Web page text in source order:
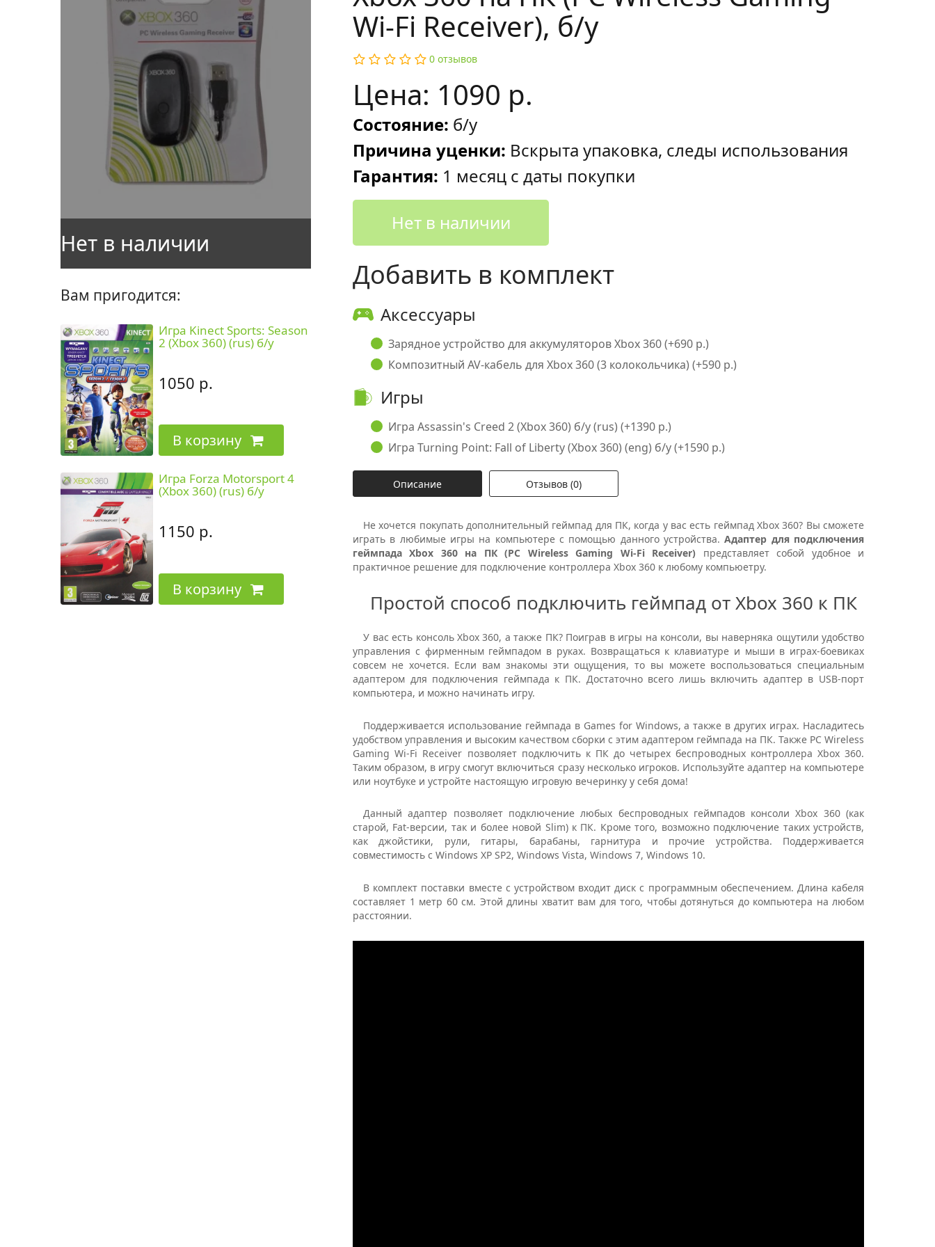
Вам пригодится:
Игра Kinect Sports: Season
2 (Xbox 360) (rus) б/у
1050 р.
В корзину
Игра Forza Motorsport 4
(Xbox 360) (rus) б/у
1150 р.
В корзину
Wi-Fi Receiver), б/у
0 отзывов
Цена: 1090 р.
Состояние: б/у
Причина уценки: Вскрыта упаковка, следы использования
Гарантия: 1 месяц с даты покупки
Нет в наличии
Добавить в комплект
Аксессуары
Зарядное устройство для аккумуляторов Xbox 360 (+690 р.)
Композитный AV-кабель для Xbox 360 (3 колокольчика) (+590 р.)
Игры
Игра Assassin's Creed 2 (Xbox 360) б/у (rus) (+1390 р.)
Игра Turning Point: Fall of Liberty (Xbox 360) (eng) б/у (+1590 р.)
Описание Отзывов (0)
Не хочется покупать дополнительный геймпад для ПК, когда у вас есть геймпад Xbox 360? Вы сможете
играть в любимые игры на компьютере с помощью данного устройства.Адаптер для подключения
геймпада Xbox 360 на ПК (PC Wireless Gaming Wi-Fi Receiver) представляет собой удобное и
практичное решение для подключение контроллера Xbox 360 к любому компьюетру.
Простой способ подключить геймпад от Xbox 360 к ПК
У вас есть консоль Xbox 360, а также ПК? Поиграв в игры на консоли, вы наверняка ощутили удобство
управления с фирменным геймпадом в руках. Возвращаться к клавиатуре и мыши в играх-боевиках
совсем не хочется. Если вам знакомы эти ощущения, то вы можете воспользоваться специальным
адаптером для подключения геймпада к ПК. Достаточно всего лишь включить адаптер в USB-порт
компьютера, и можно начинать игру.
Поддерживается использование геймпада в Games for Windows, а также в других играх. Насладитесь
удобством управления и высоким качеством сборки с этим адаптером геймпада на ПК. Также PC Wireless
Gaming Wi-Fi Receiver позволяет подключить к ПК до четырех беспроводных контроллера Xbox 360.
Таким образом, в игру смогут включиться сразу несколько игроков. Используйте адаптер на компьютере
или ноутбуке и устройте настоящую игровую вечеринку у себя дома!
Данный адаптер позволяет подключение любых беспроводных геймпадов консоли Xbox 360 (как
старой, Fat-версии, так и более новой Slim) к ПК. Кроме того, возможно подключение таких устройств,
как джойстики, рули, гитары, барабаны, гарнитура и прочие устройства. Поддерживается
совместимость с Windows XP SP2, Windows Vista, Windows 7, Windows 10.
В комплект поставки вместе с устройством входит диск с программным обеспечением. Длина кабеля
составляет 1 метр 60 см. Этой длины хватит вам для того, чтобы дотянуться до компьютера на любом
расстоянии.